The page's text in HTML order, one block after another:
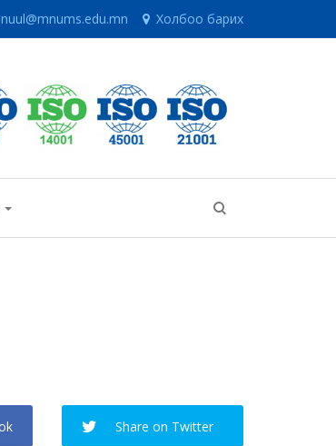
Холбоо барих
Share on Twitter